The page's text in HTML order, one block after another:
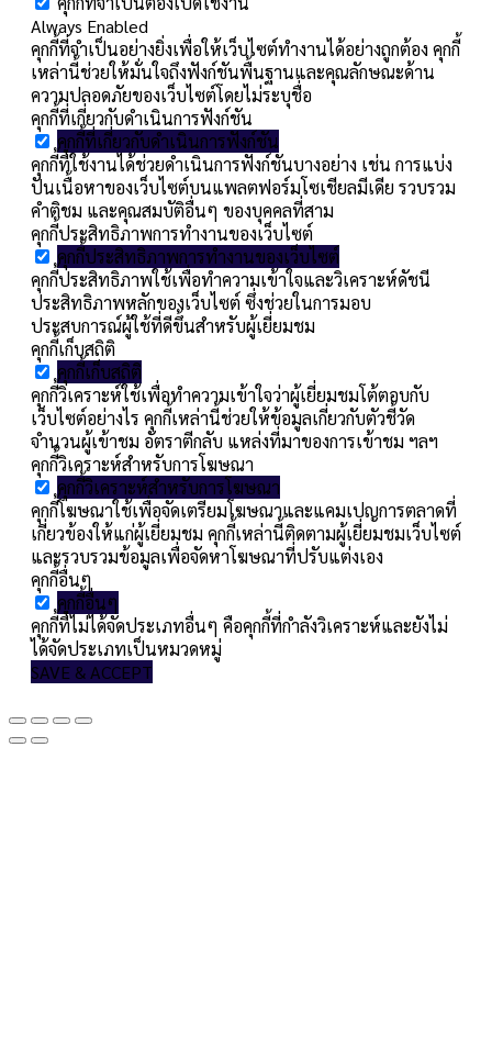
Always Enabled
คุกกี้ที่จำเป็นอย่างยิ่งเพื่อให้เว็บไซต์ทำงานได้อย่างถูกต้อง คุกกี้
เหล่านี้ช่วยให้มั่นใจถึงฟังก์ชันพื้นฐานและคุณลักษณะด้าน
ความปลอดภัยของเว็บไซต์โดยไม่ระบุชื่อ
คุกกี้ที่เกี่ยวกับดำเนินการฟังก์ชัน
คุกกี้ที่เกี่ยวกับดำเนินการฟังก์ชัน
คุกกี้ที่ใช้งานได้ช่วยดำเนินการฟังก์ชันบางอย่าง เช่น การแบ่ง
ปันเนื้อหาของเว็บไซต์บนแพลตฟอร์มโซเชียลมีเดีย รวบรวม
คำติชม และคุณสมบัติอื่นๆ ของบุคคลที่สาม
คุกกี้ประสิทธิภาพการทำงานของเว็บไซต์
คุกกี้ประสิทธิภาพการทำงานของเว็บไซต์
คุกกี้ประสิทธิภาพใช้เพื่อทำความเข้าใจและวิเคราะห์ดัชนี
ประสิทธิภาพหลักของเว็บไซต์ ซึ่งช่วยในการมอบ
ประสบการณ์ผู้ใช้ที่ดีขึ้นสำหรับผู้เยี่ยมชม
คุกกี้เก็บสถิติ
คุกกี้เก็บสถิติ
คุกกี้วิเคราะห์ใช้เพื่อทำความเข้าใจว่าผู้เยี่ยมชมโต้ตอบกับ
เว็บไซต์อย่างไร คุกกี้เหล่านี้ช่วยให้ข้อมูลเกี่ยวกับตัวชี้วัด
จำนวนผู้เข้าชม อัตราตีกลับ แหล่งที่มาของการเข้าชม ฯลฯ
คุกกี้วิเคราะห์สำหรับการโฆษณา
คุกกี้วิเคราะห์สำหรับการโฆษณา
คุกกี้โฆษณาใช้เพื่อจัดเตรียมโฆษณาและแคมเปญการตลาดที่
เกี่ยวข้องให้แก่ผู้เยี่ยมชม คุกกี้เหล่านี้ติดตามผู้เยี่ยมชมเว็บไซต์
และรวบรวมข้อมูลเพื่อจัดหาโฆษณาที่ปรับแต่งเอง
คุกกี้อื่นๆ
คุกกี้อื่นๆ
คุกกี้ที่ไม่ได้จัดประเภทอื่นๆ คือคุกกี้ที่กำลังวิเคราะห์และยังไม่
ได้จัดประเภทเป็นหมวดหมู่
SAVE & ACCEPT